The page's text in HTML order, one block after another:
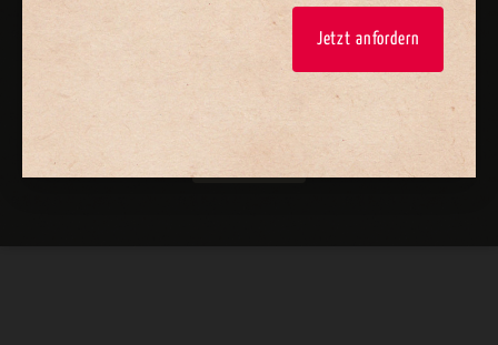
Jetzt anfordern